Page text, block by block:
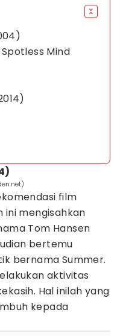
Mind
film
ini mengisahkan
Tom Hansen
bertemu
bernama Summer.
aktivitas
Hal inilah yang
kepada